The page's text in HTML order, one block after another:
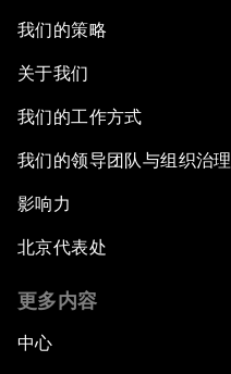
我们的策略
关于我们
我们的工作方式
我们的领导团队与组织治理
影响力
北京代表处
更多内容
中心